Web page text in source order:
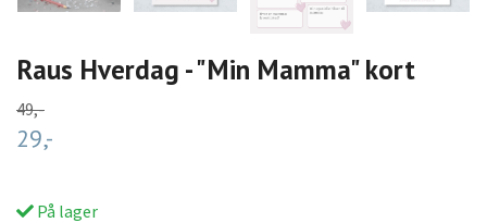
Raus Hverdag - "Min Mamma" kort
49,-
29,-
På lager